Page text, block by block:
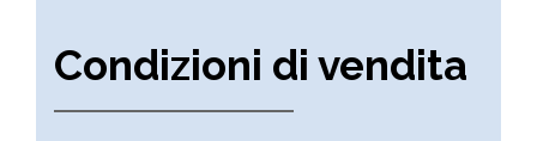
Condizioni di vendita